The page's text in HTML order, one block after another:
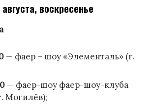
воскресенье
— фаер – шоу «Элементаль» (г.
— фаер-шоу фаер-шоу-клуба
Могилёв);